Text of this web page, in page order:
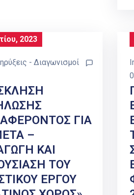
2023
- Διαγωνισμοί
ΓΙΑ
–
ΚΑΙ
ΤΟΥ
ΕΡΓΟΥ
0